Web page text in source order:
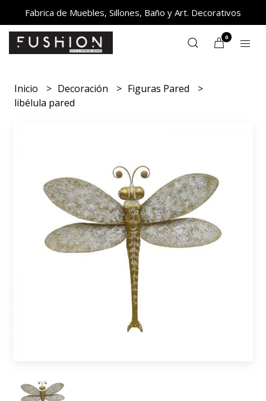
Fabrica de Muebles, Sillones, Baño y Art. Decorativos
0
Inicio Decoración
Figuras Pared
libélula pared